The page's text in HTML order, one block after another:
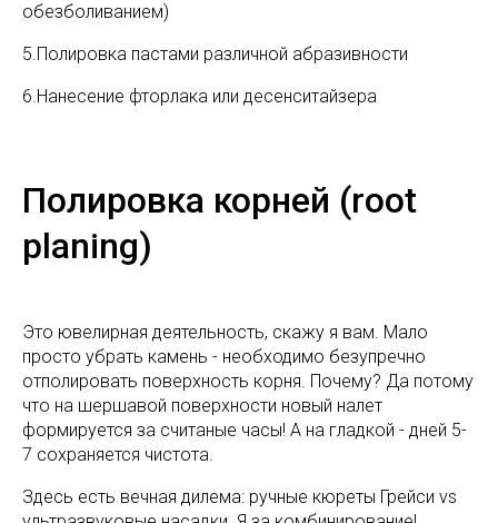
обезболиванием)
5.Полировка пастами различной абразивности
6.Нанесение фторлака или десенситайзера
Полировка корней (root
planing)
Это ювелирная деятельность, скажу я вам. Мало
просто убрать камень - необходимо безупречно
отполировать поверхность корня. Почему? Да потому
что на шершавой поверхности новый налет
формируется за считаные часы! А на гладкой - дней 5-
7 сохраняется чистота.
Здесь есть вечная дилема: ручные кюреты Грейси vs